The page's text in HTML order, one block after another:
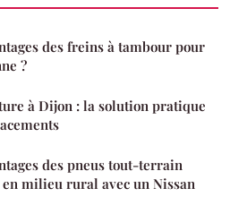
des freins à tambour pour
?
à Dijon : la solution pratique
des pneus tout-terrain
milieu rural avec un Nissan